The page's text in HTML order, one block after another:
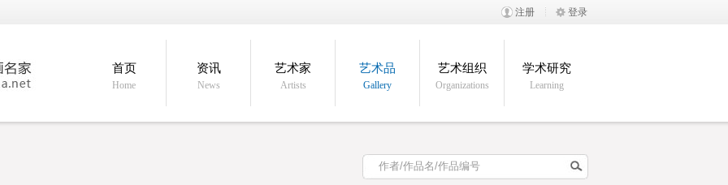
注册 登录
首页
Home
资讯
News
艺术家
Artists
艺术品
Gallery
艺术组织
Organizations
学术研究
Learning